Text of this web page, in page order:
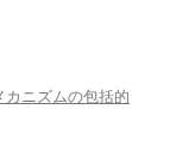
ニズムの包括的